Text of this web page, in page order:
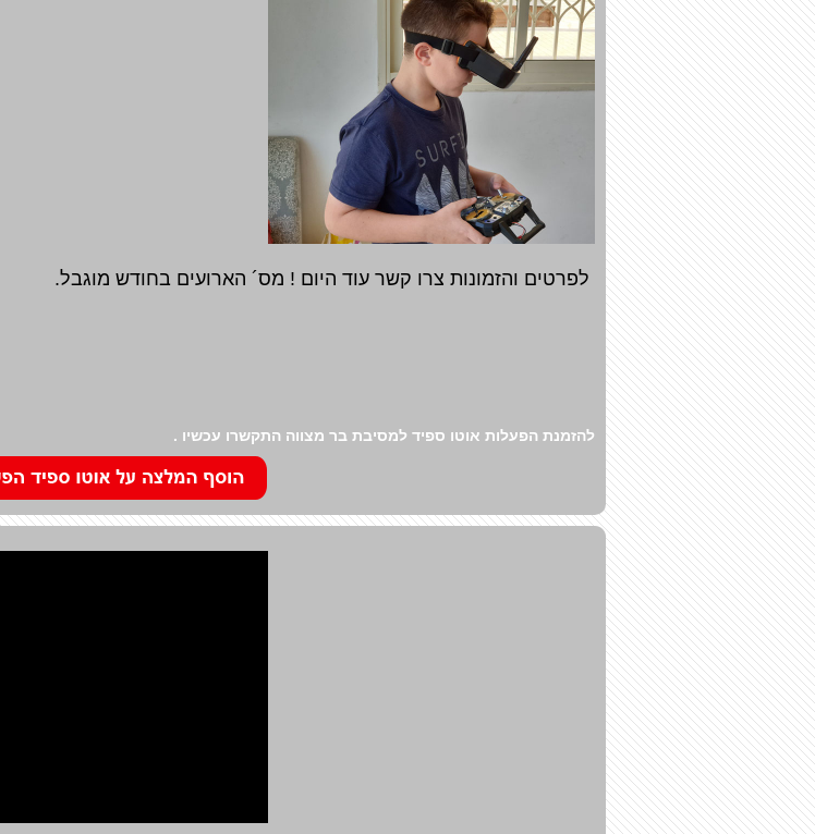
לפרטים והזמונות צרו קשר עוד היום ! מס´ הארועים בחודש מוגבל.
להזמנת הפעלות אוטו ספיד למסיבת בר מצווה התקשרו עכשיו .